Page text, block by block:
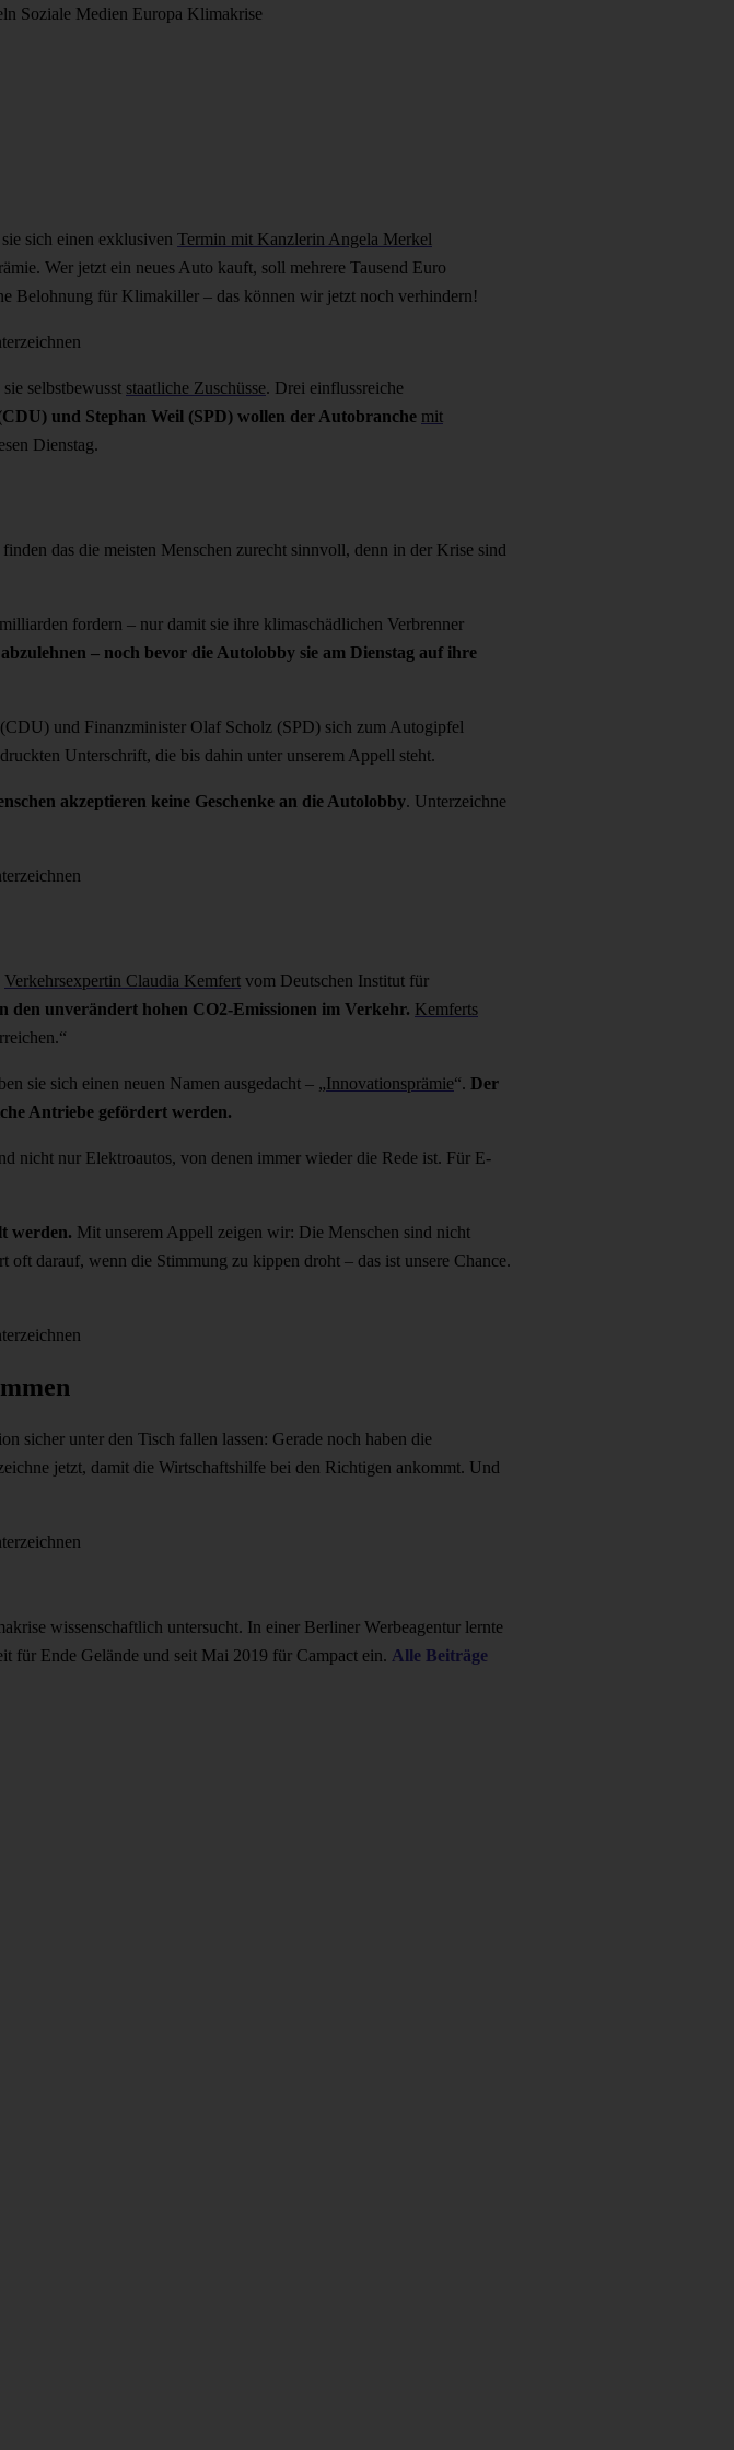
Soziale Medien Europa Klimakrise
sich einen exklusiven Termin mit Kanzlerin Angela Merkel
Wer jetzt ein neues Auto kauft, soll mehrere Tausend Euro
Belohnung für Klimakiller – das können wir jetzt noch verhindern!
selbstbewusst staatliche Zuschüsse. Drei einflussreiche
und Stephan Weil (SPD) wollen der Autobranche mit
Dienstag.
das die meisten Menschen zurecht sinnvoll, denn in der Krise sind
fordern – nur damit sie ihre klimaschädlichen Verbrenner
– noch bevor die Autolobby sie am Dienstag auf ihre
und Finanzminister Olaf Scholz (SPD) sich zum Autogipfel
Unterschrift, die bis dahin unter unserem Appell steht.
akzeptieren keine Geschenke an die Autolobby. Unterzeichne
Verkehrsexpertin Claudia Kemfert vom Deutschen Institut für
den unverändert hohen CO2-Emissionen im Verkehr. Kemferts
sie sich einen neuen Namen ausgedacht – „Innovationsprämie“. Der
Antriebe gefördert werden.
nicht nur Elektroautos, von denen immer wieder die Rede ist. Für E-
werden. Mit unserem Appell zeigen wir: Die Menschen sind nicht
darauf, wenn die Stimmung zu kippen droht – das ist unsere Chance.
unter den Tisch fallen lassen: Gerade noch haben die
jetzt, damit die Wirtschaftshilfe bei den Richtigen ankommt. Und
wissenschaftlich untersucht. In einer Berliner Werbeagentur lernte
für Ende Gelände und seit Mai 2019 für Campact ein. Alle Beiträge